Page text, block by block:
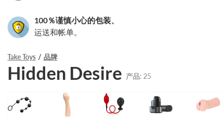
100％谨慎小心的包装、
运送和帐单。
Take Toys 品牌
Hidden Desire 产品: 25